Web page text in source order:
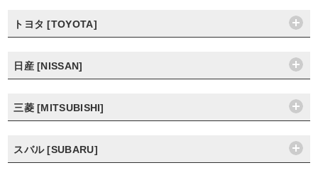
トヨタ [TOYOTA]
日産 [NISSAN]
三菱 [MITSUBISHI]
スバル [SUBARU]